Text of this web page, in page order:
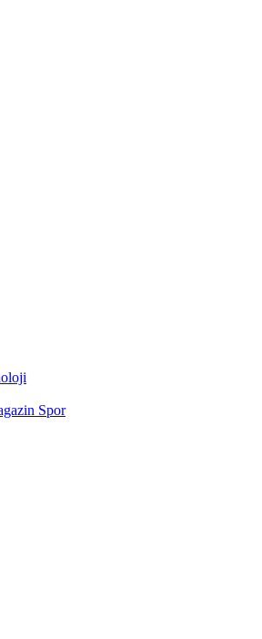
Spor